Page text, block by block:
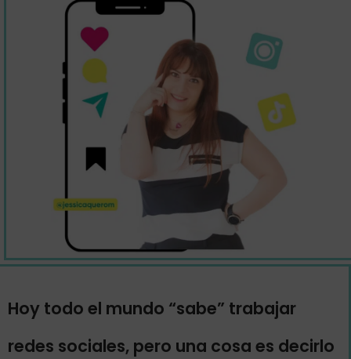
Hoy todo el mundo “sabe” trabajar
redes sociales, pero una cosa es decirlo